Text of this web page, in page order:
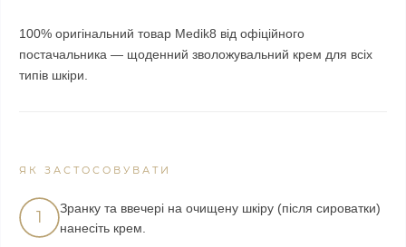
100% оригінальний товар Medik8 від офіційного
постачальника — щоденний зволожувальний крем для всіх
типів шкіри.
ЯК ЗАСТОСОВУВАТИ
1
Зранку та ввечері на очищену шкіру (після сироватки)
нанесіть крем.